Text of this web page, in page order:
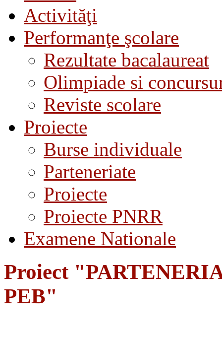
Activităţi
Performanţe şcolare
Rezultate bacalaureat
Olimpiade si
Reviste scolare
Proiecte
Burse individuale
Parteneriate
Proiecte
Proiecte PNRR
Examene Nationale
Proiect
PEB"